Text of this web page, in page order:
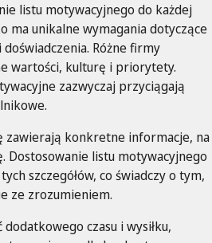
listu motywacyjnego do każdej
ma unikalne wymagania dotyczące
Różne firmy
wartości, kulturę i priorytety.
zazwyczaj przyciągają
zawierają konkretne informacje, na
Dostosowanie listu motywacyjnego
szczegółów, co świadczy o tym,
ze zrozumieniem.
czasu i wysiłku,